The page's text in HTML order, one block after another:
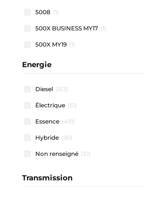
5008 (1)
500X BUSINESS MY17 (1)
500X MY19 (1)
500X MY22
911 CARRERA COUPE
A1 ALLSTREET
A1 SPORTBACK
A3 ALLSTREET
A3 BERLINE (1)
A3 SPORTBACK
Energie
Diesel (153)
Électrique (51)
Essence (491)
Hybride (90)
Non renseigné (10)
Transmission